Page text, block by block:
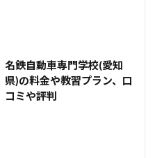
名鉄自動車専門学校(愛知
県)の料金や教習プラン、口
コミや評判